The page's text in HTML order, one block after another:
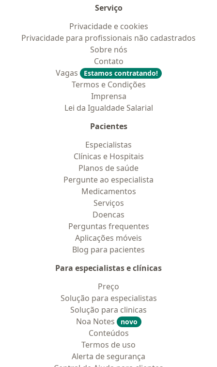
Serviço
Privacidade e cookies
Privacidade para profissionais não cadastrados
Sobre nós
Contato
Vagas
Estamos contratando!
Termos e Condições
Imprensa
Lei da Igualdade Salarial
Pacientes
Especialistas
Clínicas e Hospitais
Planos de saúde
Pergunte ao especialista
Medicamentos
Serviços
Doencas
Perguntas frequentes
Aplicações móveis
Blog para pacientes
Para especialistas e clínicas
Preço
Solução para especialistas
Solução para clinicas
Noa Notes
novo
Conteúdos
Termos de uso
Alerta de segurança